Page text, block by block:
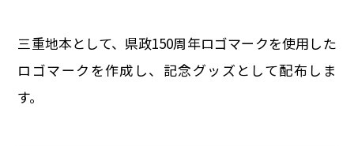
インフラ 偉人
三重地本として、県政150周年ロゴマークを使用した
ロゴマークを作成し、記念グッズとして配布しま
す。